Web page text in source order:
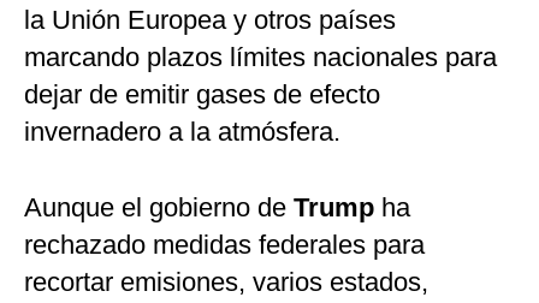
la Unión Europea y otros países
marcando plazos límites nacionales para
dejar de emitir gases de efecto
invernadero a la atmósfera.
Aunque el gobierno de Trump ha
rechazado medidas federales para
recortar emisiones, varios estados,